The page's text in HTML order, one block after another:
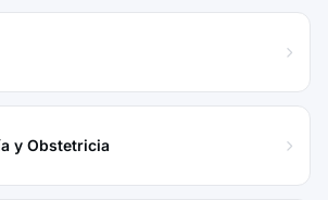
y Obstetricia